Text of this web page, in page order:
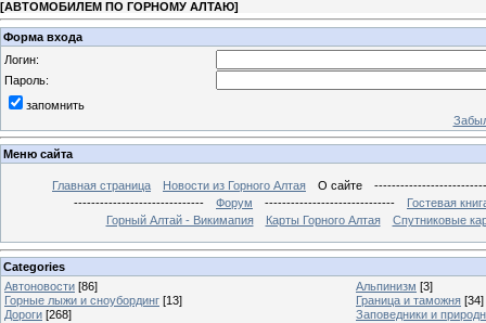
[АВТОМОБИЛЕМ ПО ГОРНОМУ АЛТАЮ]
Форма входа
Логин:
Пароль:
запомнить
Меню сайта
Главная страница Новости из Горного Алтая О сайте
------------------------------
Форум ------------------------------
Гостевая
Горный Алтай - Викимапия
Карты Горного Алтая Спутниковые
Categories
Автоновости [86] Альпинизм [3]
Горные лыжи и сноубординг [13] Граница и таможня [34]
Дороги [268]
Заповедники и